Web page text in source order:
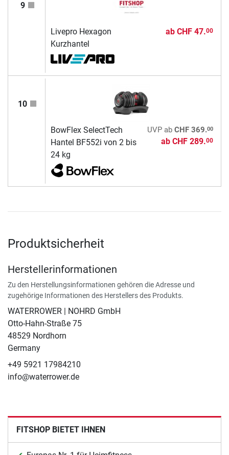
9
Livepro Hexagon
Kurzhantel
ab CHF 47.00
10
BowFlex SelectTech
Hantel BF552i von 2 bis
24 kg
UVPab CHF 369.00
ab CHF 289.00
Produktsicherheit
Herstellerinformationen
Zu den Herstellungsinformationen gehören die Adresse und
zugehörige Informationen des Herstellers des Produkts.
WATERROWER | NOHRD GmbH
Otto-Hahn-Straße 75
48529 Nordhorn
Germany
+49 5921 17984210
info@waterrower.de
FITSHOP BIETET IHNEN